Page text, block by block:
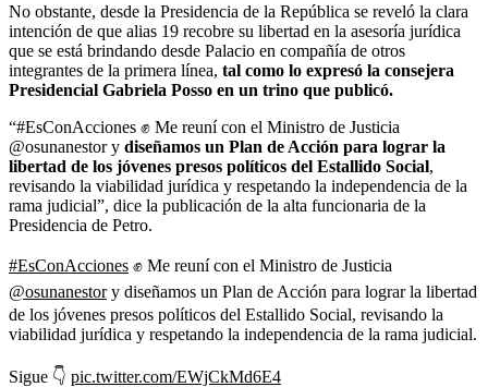
No obstante, desde la Presidencia de la República se reveló la clara
intención de que alias 19 recobre su libertad en la asesoría jurídica
que se está brindando desde Palacio en compañía de otros
integrantes de la primera línea, tal como lo expresó la consejera
Presidencial Gabriela Posso en un trino que publicó.
“#EsConAcciones ✊ Me reuní con el Ministro de Justicia
@osunanestor y diseñamos un Plan de Acción para lograr la
libertad de los jóvenes presos políticos del Estallido Social,
revisando la viabilidad jurídica y respetando la independencia de la
rama judicial”, dice la publicación de la alta funcionaria de la
Presidencia de Petro.
#EsConAcciones ✊ Me reuní con el Ministro de Justicia
@osunanestory diseñamos un Plan de Acción para lograr la libertad
de los jóvenes presos políticos del Estallido Social, revisando la
viabilidad jurídica y respetando la independencia de la rama judicial.
Sigue 👇 pic.twitter.com/EWjCkMd6E4